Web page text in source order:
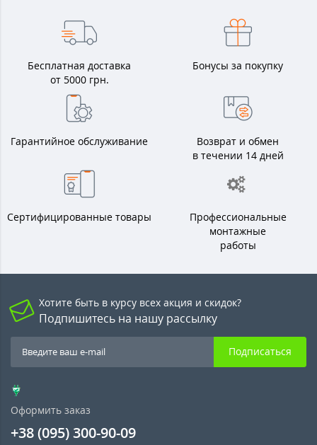
Бесплатная доставка
от 5000 грн.
Бонусы за покупку
Гарантийное обслуживание
Возврат и обмен
в течении 14 дней
Сертифицированные товары
Профессиональные
монтажные
работы
Хотите быть в курсу всех акция и скидок?
Подпишитесь на нашу рассылку
Подписаться
Оформить заказ
+38 (095) 300-90-09